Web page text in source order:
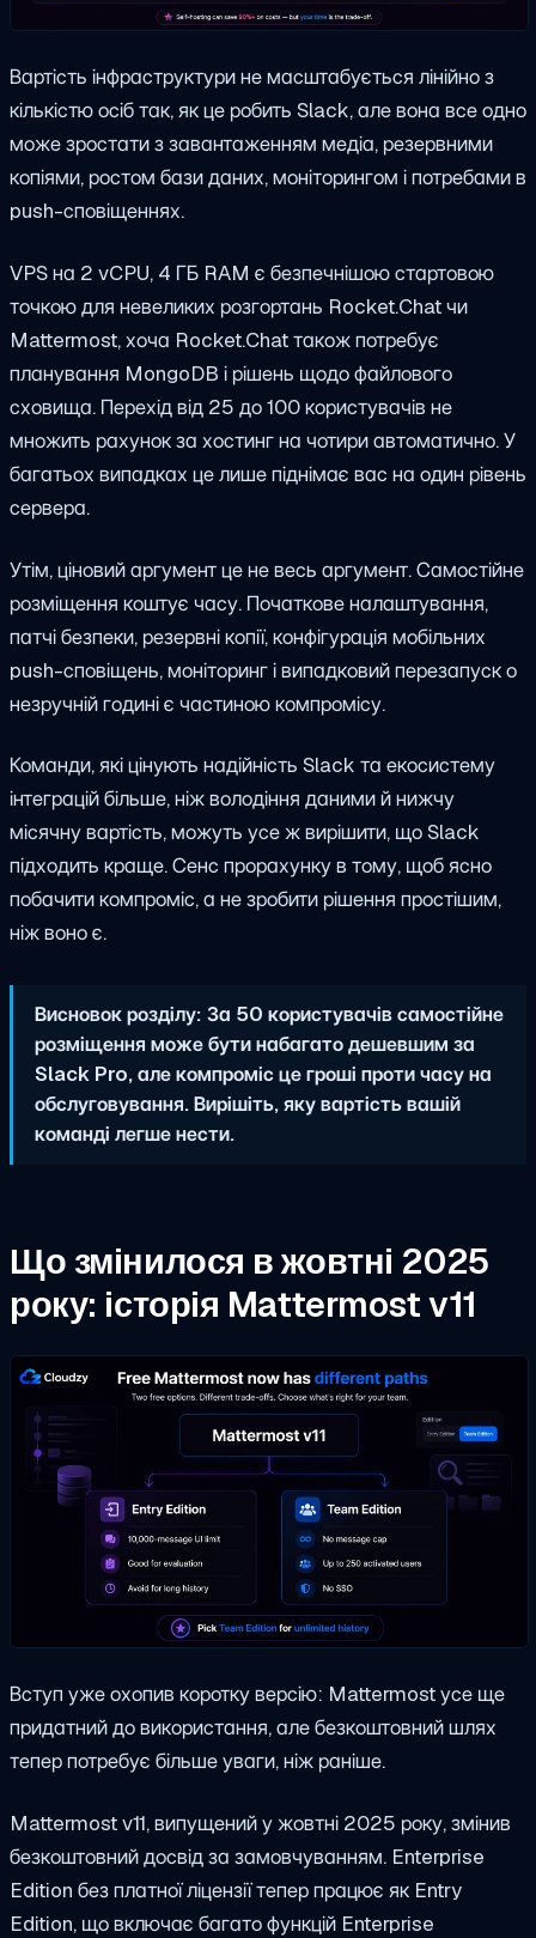
Вартість інфраструктури не масштабується лінійно з
кількістю осіб так, як це робить Slack, але вона все одно
може зростати з завантаженням медіа, резервними
копіями, ростом бази даних, моніторингом і потребами в
push-сповіщеннях.
VPS на 2 vCPU, 4 ГБ RAM є безпечнішою стартовою
точкою для невеликих розгортань Rocket.Chat чи
Mattermost, хоча Rocket.Chat також потребує
планування MongoDB і рішень щодо файлового
сховища. Перехід від 25 до 100 користувачів не
множить рахунок за хостинг на чотири автоматично. У
багатьох випадках це лише піднімає вас на один рівень
сервера.
Утім, ціновий аргумент це не весь аргумент. Самостійне
розміщення коштує часу. Початкове налаштування,
патчі безпеки, резервні копії, конфігурація мобільних
push-сповіщень, моніторинг і випадковий перезапуск о
незручній годині є частиною компромісу.
Команди, які цінують надійність Slack та екосистему
інтеграцій більше, ніж володіння даними й нижчу
місячну вартість, можуть усе ж вирішити, що Slack
підходить краще. Сенс прорахунку в тому, щоб ясно
побачити компроміс, а не зробити рішення простішим,
ніж воно є.
Висновок розділу: За 50 користувачів самостійне
розміщення може бути набагато дешевшим за
Slack Pro, але компроміс це гроші проти часу на
обслуговування. Вирішіть, яку вартість вашій
команді легше нести.
Що змінилося в жовтні 2025
року: історія Mattermost v11
Вступ уже охопив коротку версію: Mattermost усе ще
придатний до використання, але безкоштовний шлях
тепер потребує більше уваги, ніж раніше.
Mattermost v11, випущений у жовтні 2025 року, змінив
безкоштовний досвід за замовчуванням. Enterprise
Edition без платної ліцензії тепер працює як Entry
Edition, що включає багато функцій Enterprise